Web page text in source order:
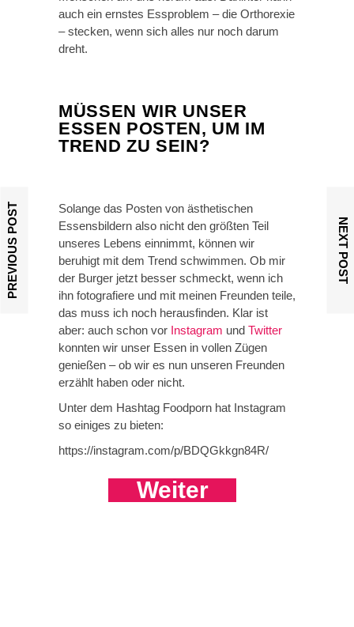
auch ein ernstes Essproblem – die Orthorexie
– stecken, wenn sich alles nur noch darum
dreht.
MÜSSEN WIR UNSER
ESSEN POSTEN, UM IM
TREND ZU SEIN?
Solange das Posten von ästhetischen
Essensbildern also nicht den größten Teil
unseres Lebens einnimmt, können wir
beruhigt mit dem Trend schwimmen. Ob mir
der Burger jetzt besser schmeckt, wenn ich
ihn fotografiere und mit meinen Freunden teile,
das muss ich noch herausfinden. Klar ist
aber: auch schon vor Instagram und Twitter
konnten wir unser Essen in vollen Zügen
genießen – ob wir es nun unseren Freunden
erzählt haben oder nicht.
Unter dem Hashtag Foodporn hat Instagram
so einiges zu bieten:
https://instagram.com/p/BDQGkkgn84R/
Weiter
PREVIOUS POST NEXT POST